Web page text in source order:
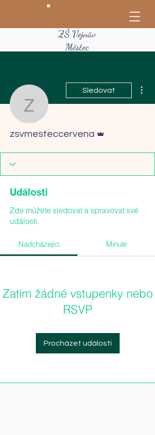
ZŠ Vojnův
Městec
Sledovat
zsvmesteccervena
Události
Zde můžete sledovat a spravovat své
události.
Nadcházející Minulé
Zatím žádné vstupenky nebo
RSVP
Procházet události